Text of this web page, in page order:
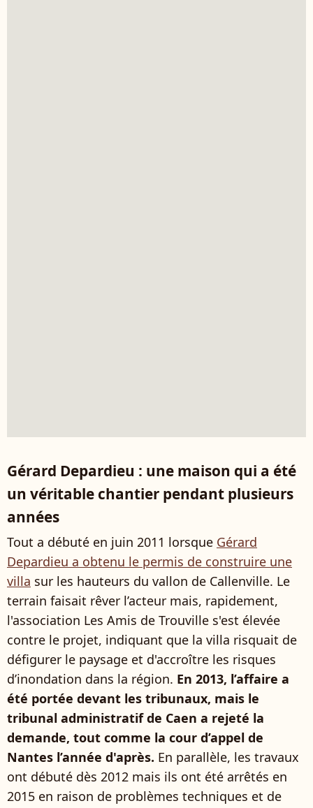
Gérard Depardieu : une maison qui a été
un véritable chantier pendant plusieurs
années
Tout a débuté en juin 2011 lorsque Gérard
Depardieu a obtenu le permis de construire une
villa sur les hauteurs du vallon de Callenville. Le
terrain faisait rêver l’acteur mais, rapidement,
l'association Les Amis de Trouville s'est élevée
contre le projet, indiquant que la villa risquait de
défigurer le paysage et d'accroître les risques
d’inondation dans la région. En 2013, l’affaire a
été portée devant les tribunaux, mais le
tribunal administratif de Caen a rejeté la
demande, tout comme la cour d’appel de
Nantes l’année d'après. En parallèle, les travaux
ont débuté dès 2012 mais ils ont été arrêtés en
2015 en raison de problèmes techniques et de